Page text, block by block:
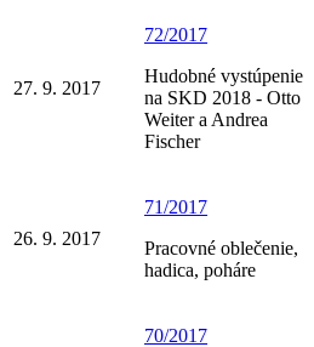
27. 9. 2017
72/2017
Hudobné vystúpenie
na SKD 2018 - Otto
Weiter a Andrea
Fischer
26. 9. 2017
71/2017
Pracovné oblečenie,
hadica, poháre
70/2017